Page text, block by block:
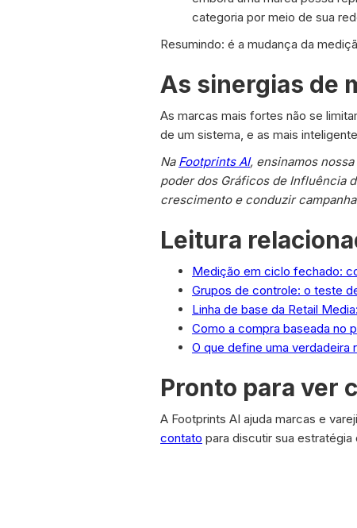
categoria por meio de sua
Resumindo: é a mudança da
As sinergias de
As marcas mais fortes não se
de um sistema, e as mais
Na Footprints AI, ensinamos
poder dos Gráficos de Influência
crescimento e conduzir
Leitura
Medição em ciclo fechado:
Grupos de controle: o teste
Linha de base da Retail
Como a compra baseada no
O que define uma verdadeira
Pronto para ver
A Footprints AI ajuda marcas e
contato para discutir sua estratégia